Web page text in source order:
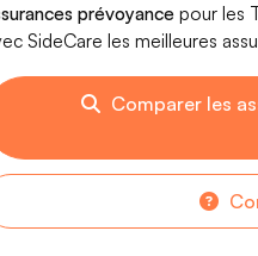
prévoyancepour les
SideCare les meilleures
Comparer les